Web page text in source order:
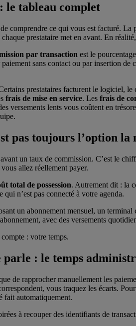
le tableau complet
comprendre ce qui vous est facturé.
prestataire met en avant. En
par transaction est le
sans contact ou par insertion
prestataires facturent le logiciel,
frais de mise en service. Les frais de
versements lents vous coûtent en
pas toujours l’option la
un taux de commission. C’est le
allez réellement payer.
total de possession. Autrement dit : la
n’est pas connecté à votre agenda.
un abonnement mensuel, un
avec des versements
: votre temps.
parle : le temps
de rapprocher manuellement les
vous traquez les écarts.
fait automatiquement.
à recouper des identifiants de